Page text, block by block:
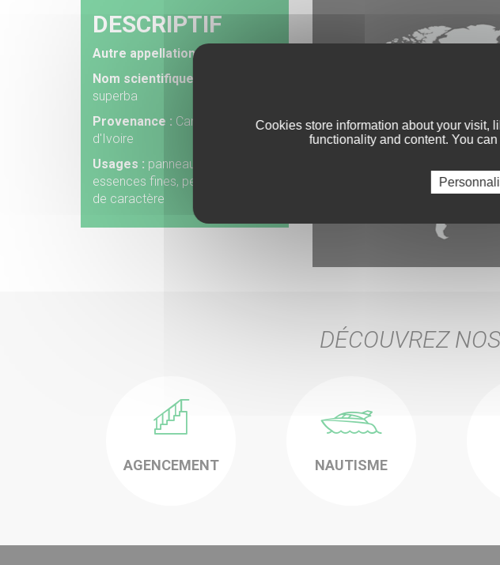
DESCRIPTIF
Autre appellation :
Nom scientifique :
superba
Provenance : Cameroun, Cote
d'Ivoire
Usages : panneaux plaqués
essences fines, petits meubles
de caractère
DÉCOUVREZ NOS
AGENCEMENT NAUTISME
Cookies store information about your visit,
functionality and content. You